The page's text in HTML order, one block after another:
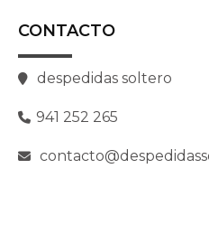
CONTACTO
despedidas soltero
941 252 265